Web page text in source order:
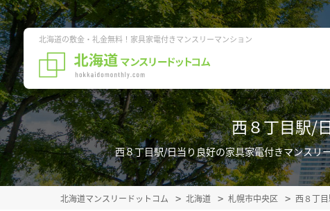
北海道の敷金・礼金無料！家具家電付きマンスリーマンション
西８丁目駅/
西８丁目駅/日当り良好の家具家電付きマンスリ
北海道マンスリードットコム 北海道 札幌市中央区 西８丁目